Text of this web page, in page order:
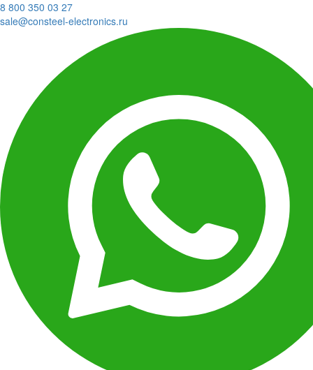
8 800 350 03 27
sale@consteel-electronics.ru